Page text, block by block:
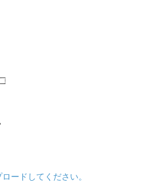
ードしてください。